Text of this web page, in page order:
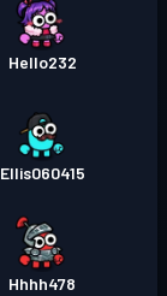
Hello232
Ellis060415
Hhhh478